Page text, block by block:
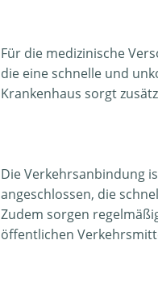
Für die medizinische
die eine schnelle und
Krankenhaus sorgt
Die Verkehrsanbindung
angeschlossen, die
Zudem sorgen
öffentlichen